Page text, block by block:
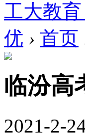
工大教
优 › 首页
临汾高
2021-2-